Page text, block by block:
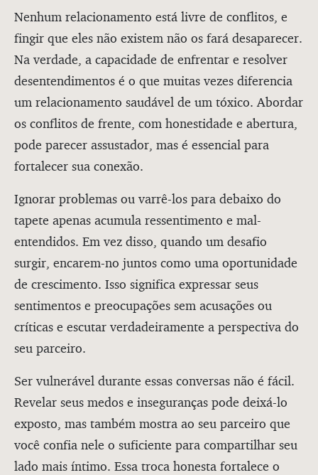
Nenhum relacionamento está livre de conflitos, e
fingir que eles não existem não os fará desaparecer.
Na verdade, a capacidade de enfrentar e resolver
desentendimentos é o que muitas vezes diferencia
um relacionamento saudável de um tóxico. Abordar
os conflitos de frente, com honestidade e abertura,
pode parecer assustador, mas é essencial para
fortalecer sua conexão.
Ignorar problemas ou varrê-los para debaixo do
tapete apenas acumula ressentimento e mal-
entendidos. Em vez disso, quando um desafio
surgir, encarem-no juntos como uma oportunidade
de crescimento. Isso significa expressar seus
sentimentos e preocupações sem acusações ou
críticas e escutar verdadeiramente a perspectiva do
seu parceiro.
Ser vulnerável durante essas conversas não é fácil.
Revelar seus medos e inseguranças pode deixá-lo
exposto, mas também mostra ao seu parceiro que
você confia nele o suficiente para compartilhar seu
lado mais íntimo. Essa troca honesta fortalece o